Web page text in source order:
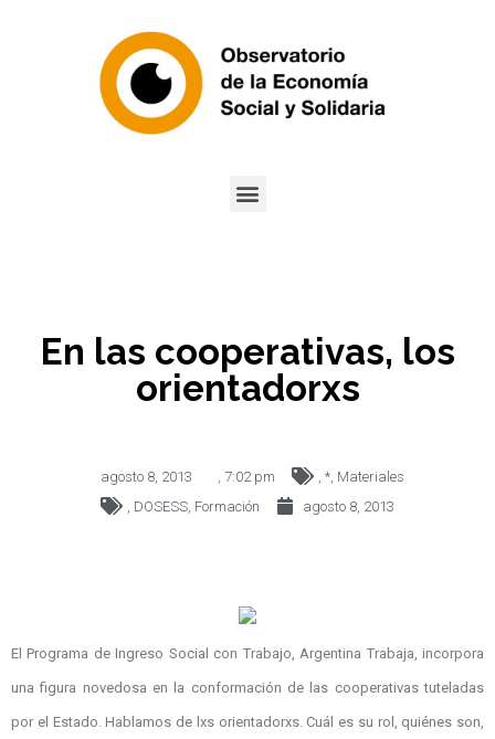
En las cooperativas, los
orientadorxs
agosto 8, 2013 7:02 pm *, Materiales
DOSESS Formación agosto 8, 2013
El Programa de Ingreso Social con Trabajo, Argentina Trabaja, incorpora
una figura novedosa en la conformación de las cooperativas tuteladas
por el Estado. Hablamos de lxs orientadorxs. Cuál es su rol, quiénes son,